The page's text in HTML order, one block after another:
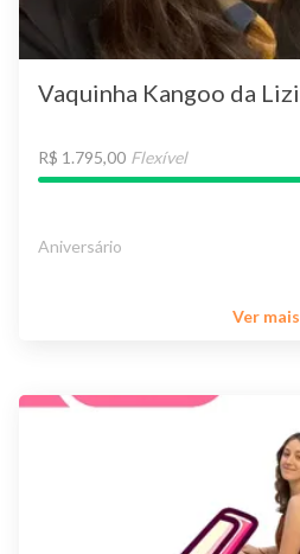
Vaquinha Kangoo da Lizi
R$ 1.795,00 Flexível
Aniversário
Ver mais